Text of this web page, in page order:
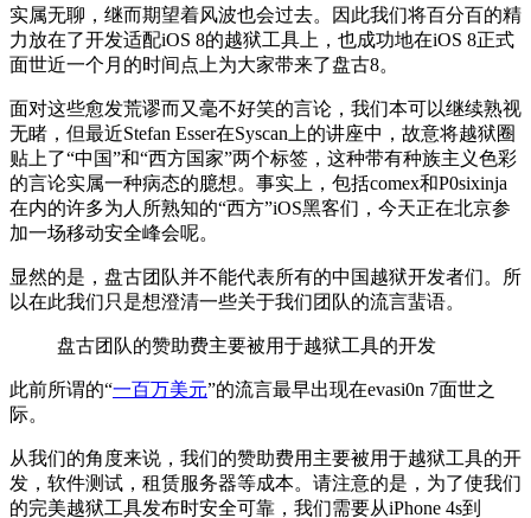
实属无聊，继而期望着风波也会过去。因此我们将百分百的精
力放在了开发适配iOS 8的越狱工具上，也成功地在iOS 8正式
面世近一个月的时间点上为大家带来了盘古8。
面对这些愈发荒谬而又毫不好笑的言论，我们本可以继续熟视
无睹，但最近Stefan Esser在Syscan上的讲座中，故意将越狱圈
贴上了“中国”和“西方国家”两个标签，这种带有种族主义色彩
的言论实属一种病态的臆想。事实上，包括comex和P0sixinja
在内的许多为人所熟知的“西方”iOS黑客们，今天正在北京参
加一场移动安全峰会呢。
显然的是，盘古团队并不能代表所有的中国越狱开发者们。所
以在此我们只是想澄清一些关于我们团队的流言蜚语。
盘古团队的赞助费主要被用于越狱工具的开发
此前所谓的“一百万美元”的流言最早出现在evasi0n 7面世之
际。
从我们的角度来说，我们的赞助费用主要被用于越狱工具的开
发，软件测试，租赁服务器等成本。请注意的是，为了使我们
的完美越狱工具发布时安全可靠，我们需要从iPhone 4s到